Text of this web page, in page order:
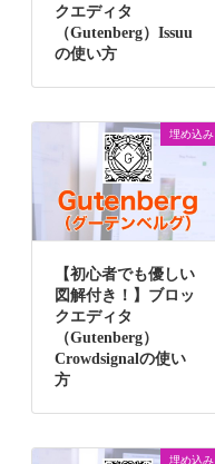
クエディタ
（Gutenberg）Issuu
の使い方
埋め込み
【初心者でも優しい
図解付き！】ブロッ
クエディタ
（Gutenberg）
Crowdsignalの使い
方
埋め込み